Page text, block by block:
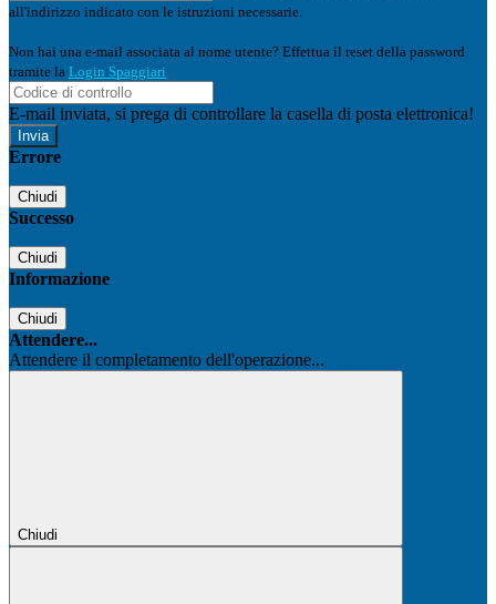
all'indirizzo indicato con le istruzioni necessarie.
Non hai una e-mail associata al nome utente? Effettua il reset della password
tramite la Login Spaggiari
E-mail inviata, si prega di controllare la casella di posta elettronica!
Errore
Chiudi
Successo
Chiudi
Informazione
Chiudi
Attendere...
Attendere il completamento dell'operazione...
Chiudi